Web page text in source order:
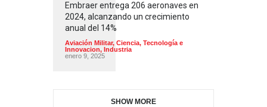
Embraer entrega 206 aeronaves en
2024, alcanzando un crecimiento
anual del 14%
Aviación Militar, Ciencia, Tecnología e
Innovacion, Industria
enero 9, 2025
SHOW MORE